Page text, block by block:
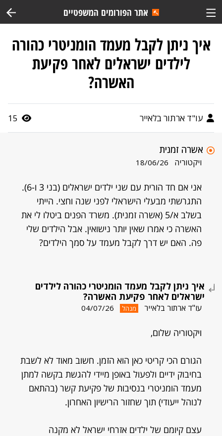
אתר הפורומים המשפטיים
איך ניתן לקבל מעמד הומניטרי כהורה
לילדים ישראלים לאחר פקיעת
האשרה?
עו"ד ארתור בלאייר 15
אשרה זמנית
ויקטוריה 18/06/26
אני אם חד הורית עם שני ילדים ישראלים (בני 3 ו-6).
התגרשתי מבעלי הישראלי לפני שנה וחצי. הייתי
בשלב א/5 (אשרה זמנית). משרד הפנים ביטלו לי את
האשרה כי אמרו שאין יותר נישואין. אבל הילדים שלי
פה. האם יש דרך לקבל מעמד על סמך הילדים?
איך ניתן לקבל מעמד הומניטרי כהורה לילדים
ישראלים לאחר פקיעת האשרה?
עו"ד ארתור בלאייר מנהל 04/07/26
ויקטוריה שלום,
הגורם הכי קריטי כאן הוא הזמן. חשוב מאוד לא לשבת
בחיבוק ידיים ולפעול באופן מיידי להגשת בקשה למתן
מעמד הומניטרי בנסיבות של פקיעת קשר (בהתאם
לנוהל ייעודי) תוך שחזור הרישיון האחרון.
עצם קיומם של ילדים אזרחי ישראל לא מקנה